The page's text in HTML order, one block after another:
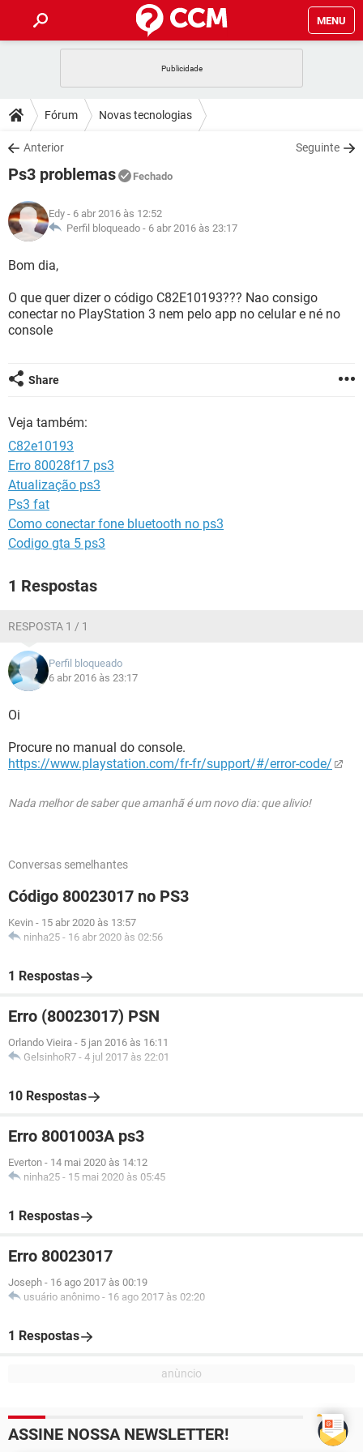
MENU
CELULAR FACEBOOK
OUTLOOK
INSTAGRAM
GUIA DE COMPRAS
DICAS
JOGOS WHATSAPP
INSTAGRAM
GUIA DE COMPRAS
DOWNLOADS
JOGOS
CELULAR
OUTLOOK EXCEL
INSTAGRAM
FÓRUM
JOGOS
CELULAR
OUTLOOK
INSTAGRAM GMAIL
GUIA DE COMPRAS
GLOSSÁRIO
JOGOS
OUTLOOK EXCEL
GUIA DE COMPRAS
Fórum Novas tecnologias
Anterior Seguinte
Ps3 problemas Fechado
Edy - 6 abr 2016 às 12:52
Perfil bloqueado - 6 abr 2016 às 23:17
Bom dia,
O que quer dizer o código C82E10193??? Nao consigo
conectar no PlayStation 3 nem pelo app no celular e né no
console
Share
Veja também:
C82e10193
Erro 80028f17 ps3
Atualização ps3
Ps3 fat
Como conectar fone bluetooth no ps3
Codigo gta 5 ps3
1 Respostas
RESPOSTA 1 / 1
Perfil bloqueado
6 abr 2016 às 23:17
Oi
Procure no manual do console.
https://www.playstation.com/fr-fr/support/#/error-code/
Nada melhor de saber que amanhã é um novo dia: que alivio!
Conversas semelhantes
Código 80023017 no PS3
Kevin - 15 abr 2020 às 13:57
ninha25 - 16 abr 2020 às 02:56
1 Respostas
Erro (80023017) PSN
Orlando Vieira - 5 jan 2016 às 16:11
GelsinhoR7 - 4 jul 2017 às 22:01
10 Respostas
Erro 8001003A ps3
Everton - 14 mai 2020 às 14:12
ninha25 - 15 mai 2020 às 05:45
1 Respostas
Erro 80023017
Joseph - 16 ago 2017 às 00:19
usuário anônimo - 16 ago 2017 às 02:20
1 Respostas
ASSINE NOSSA NEWSLETTER!